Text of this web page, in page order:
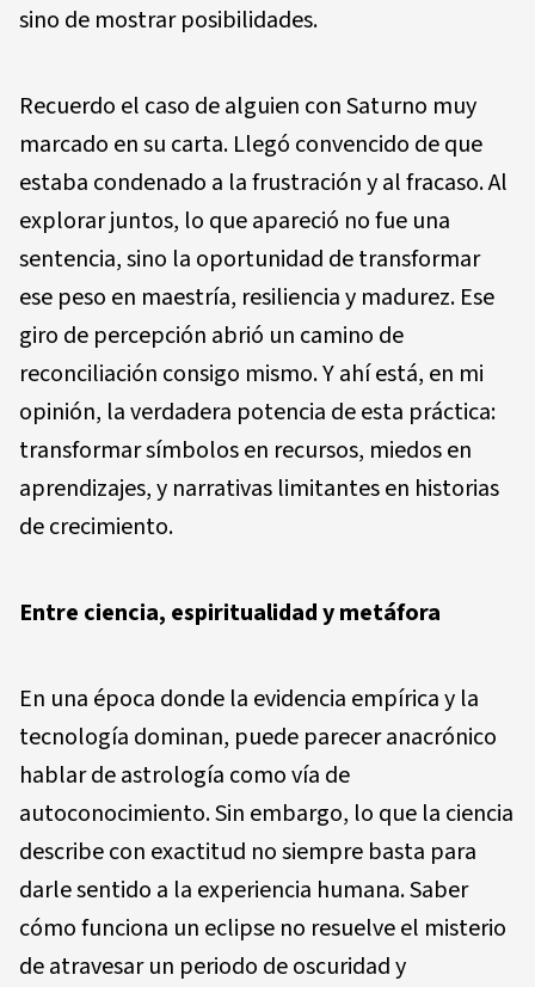
sino de mostrar posibilidades.
Recuerdo el caso de alguien con Saturno muy
marcado en su carta. Llegó convencido de que
estaba condenado a la frustración y al fracaso. Al
explorar juntos, lo que apareció no fue una
sentencia, sino la oportunidad de transformar
ese peso en maestría, resiliencia y madurez. Ese
giro de percepción abrió un camino de
reconciliación consigo mismo. Y ahí está, en mi
opinión, la verdadera potencia de esta práctica:
transformar símbolos en recursos, miedos en
aprendizajes, y narrativas limitantes en historias
de crecimiento.
Entre ciencia, espiritualidad y metáfora
En una época donde la evidencia empírica y la
tecnología dominan, puede parecer anacrónico
hablar de astrología como vía de
autoconocimiento. Sin embargo, lo que la ciencia
describe con exactitud no siempre basta para
darle sentido a la experiencia humana. Saber
cómo funciona un eclipse no resuelve el misterio
de atravesar un periodo de oscuridad y